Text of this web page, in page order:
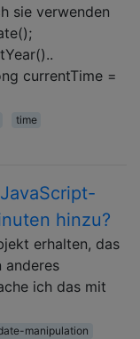
sie verwenden
currentTime =
time
hinzu?
erhalten, das
anderes
ich das mit
manipulation